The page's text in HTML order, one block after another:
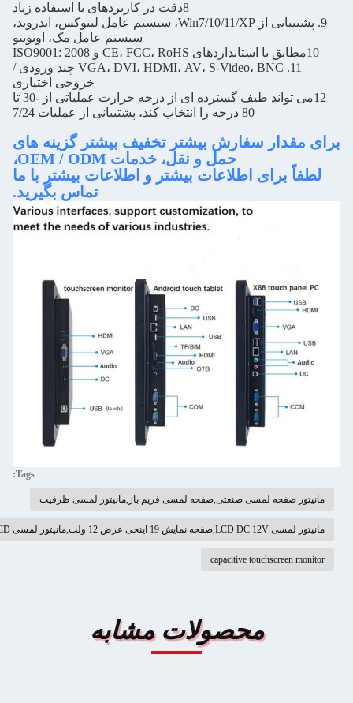
9. پشتیبانی از Win7/10/11/XP، سیستم عامل لینوکس، اندروید،
سیستم عامل مک، اوبونتو
11. VGA، DVI، HDMI، AV، S-Video، BNC چند ورودی /
خروجی اختیاری
12می تواند طیف گسترده ای از درجه حرارت عملیاتی از -30 تا
سفارش بیشتر تخفیف بیشتر گزینه های
حمل و نقل، خدمات OEM / ODM،
اطلاعات بیشتر و اطلاعات بیشتر با ما
تماس بگیرید.
لمسی صنعتی,صفحه لمسی فریم باز,مانیتور لمسی ظرفیت
capacitive
محصولات مشابه